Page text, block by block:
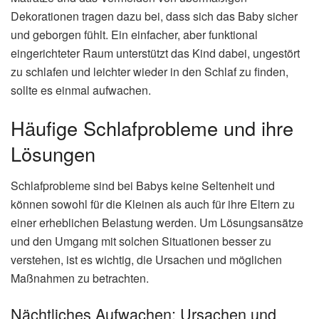
Dekorationen tragen dazu bei, dass sich das Baby sicher
und geborgen fühlt. Ein einfacher, aber funktional
eingerichteter Raum unterstützt das Kind dabei, ungestört
zu schlafen und leichter wieder in den Schlaf zu finden,
sollte es einmal aufwachen.
Häufige Schlafprobleme und ihre
Lösungen
Schlafprobleme sind bei Babys keine Seltenheit und
können sowohl für die Kleinen als auch für ihre Eltern zu
einer erheblichen Belastung werden. Um Lösungsansätze
und den Umgang mit solchen Situationen besser zu
verstehen, ist es wichtig, die Ursachen und möglichen
Maßnahmen zu betrachten.
Nächtliches Aufwachen: Ursachen und